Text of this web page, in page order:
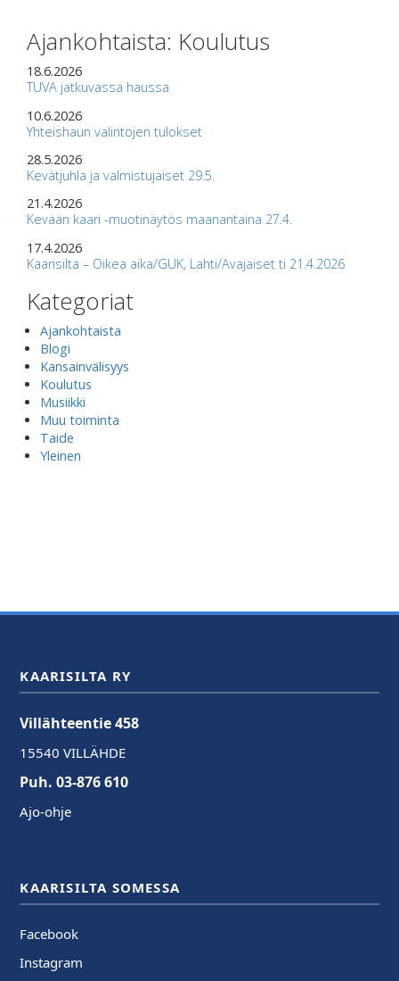
Ajankohtaista: Koulutus
18.6.2026
TUVA jatkuvassa haussa
10.6.2026
Yhteishaun valintojen tulokset
28.5.2026
Kevätjuhla ja valmistujaiset 29.5.
21.4.2026
Kevään kaari -muotinäytös maanantaina 27.4.
17.4.2026
Kaarisilta – Oikea aika/GUK, Lahti/Avajaiset ti 21.4.2026
Kategoriat
Ajankohtaista
Blogi
Kansainvälisyys
Koulutus
Musiikki
Muu toiminta
Taide
Yleinen
KAARISILTA RY
Villähteentie 458
15540 VILLÄHDE
Puh. 03-876 610
Ajo-ohje
KAARISILTA SOMESSA
Facebook
Instagram